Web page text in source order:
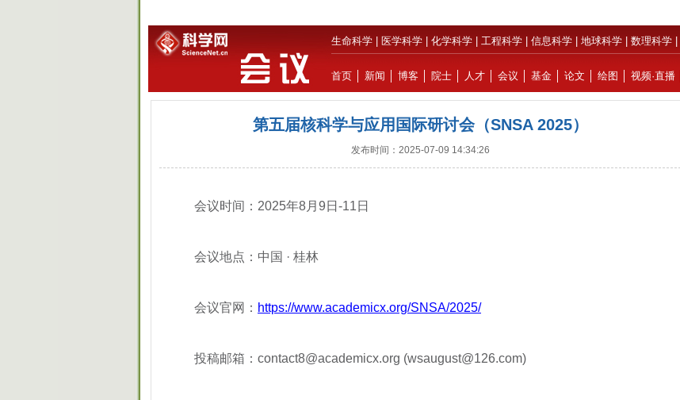
生命科学 医学科学 化学科学 工程科学 信息科学 地球科学 数理科学
首页 新闻 博客 院士 人才 会议 基金 论文 绘图 视频·直播
第五届核科学与应用国际研讨会（SNSA 2025）
发布时间：2025-07-09 14:34:26
会议时间：2025年8月9日-11日
会议地点：中国 · 桂林
会议官网： https://www.academicx.org/SNSA/2025/
投稿邮箱：contact8@academicx.org (wsaugust@126.com)